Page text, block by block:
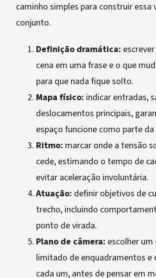
caminho simples para construir essa
conjunto.
Definição dramática:
cena em uma frase e o que
para que nada fique solto.
Mapa físico: indicar entradas,
deslocamentos principais,
espaço funcione como parte
Ritmo: marcar onde a tensão
cede, estimando o tempo de
evitar aceleração involuntária.
Atuação: definir objetivos de
trecho, incluindo
ponto de virada.
Plano de câmera: escolher
limitado de enquadramentos e
cada um, antes de pensar em